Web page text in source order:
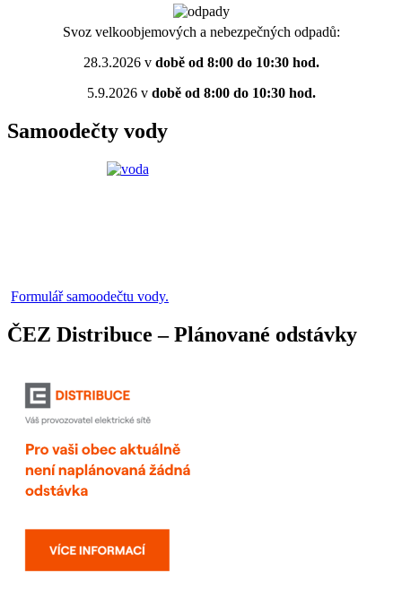
Svoz velkoobjemových a nebezpečných odpadů:
28.3.2026 vdobě od 8:00 do 10:30 hod.
5.9.2026 vdobě od 8:00 do 10:30 hod.
Samoodečty vody
Formulář samoodečtu vody.
ČEZ Distribuce – Plánované odstávky